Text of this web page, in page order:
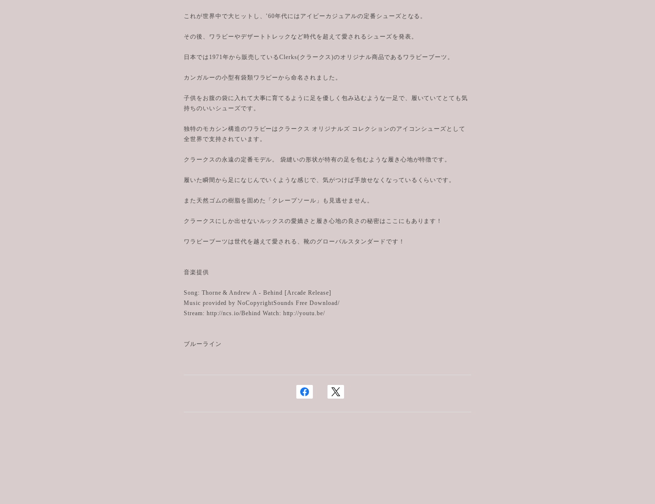
これが世界中で大ヒットし、’60年代にはアイビーカジュアルの定番シューズとなる。
その後、ワラビーやデザートトレックなど時代を超えて愛されるシューズを発表。
日本では1971年から販売しているClerks(クラークス)のオリジナル商品であるワラビーブーツ。
カンガルーの小型有袋類ワラビーから命名されました。
子供をお腹の袋に入れて大事に育てるように足を優しく包み込むような一足で、履いていてとても気
持ちのいいシューズです。
独特のモカシン構造のワラビーはクラークス オリジナルズ コレクションのアイコンシューズとして
全世界で支持されています。
クラークスの永遠の定番モデル。 袋縫いの形状が特有の足を包むような履き心地が特徴です。
履いた瞬間から足になじんでいくような感じで、気がつけば手放せなくなっているくらいです。
また天然ゴムの樹脂を固めた「クレープソール」も見逃せません。
クラークスにしか出せないルックスの愛嬌さと履き心地の良さの秘密はここにもあります！
ワラビーブーツは世代を越えて愛される、靴のグローバルスタンダードです！
音楽提供
Song: Thorne & Andrew A - Behind [Arcade Release]
Music provided by NoCopyrightSounds Free Download/
Stream: http://ncs.io/Behind Watch: http://youtu.be/
ブルーライン